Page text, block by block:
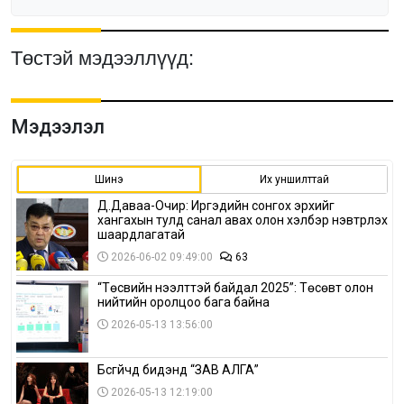
Төстэй мэдээллүүд:
Мэдээлэл
Шинэ Их уншилттай
Д.Даваа-Очир: Иргэдийн сонгох эрхийг
хангахын тулд санал авах олон хэлбэр нэвтрүүлэх
шаардлагатай
2026-06-02 09:49:00 63
“Төсвийн нээлттэй байдал 2025”: Төсөвт олон
нийтийн оролцоо бага байна
2026-05-13 13:56:00
Бүсгүйчүүд бидэнд “ЗАВ АЛГА”
2026-05-13 12:19:00